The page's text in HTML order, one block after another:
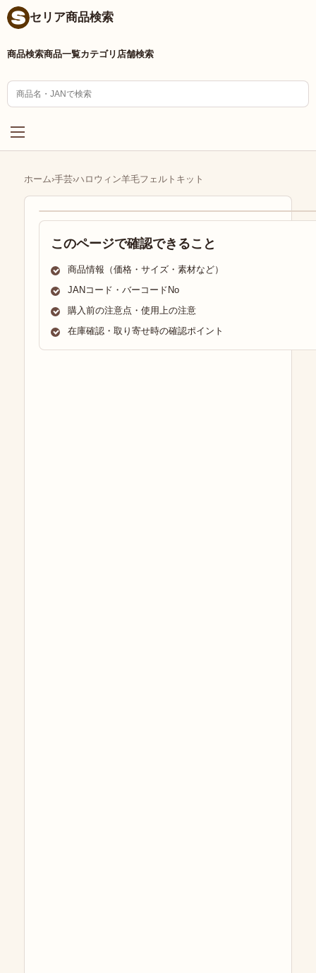
セリア商品検索
商品検索商品一覧カテゴリ 店舗検索
ホーム›手芸›ハロウィン羊毛フェルトキット
このページで確認できること
商品情報（価格・サイズ・素材など）
JANコード・バーコードNo
購入前の注意点・使用上の注意
在庫確認・取り寄せ時の確認ポイント